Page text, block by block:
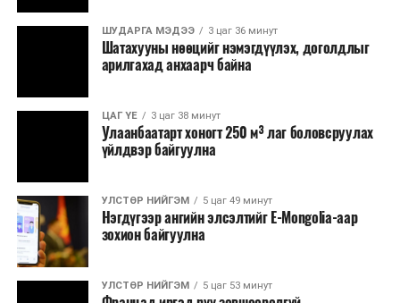
ШУДАРГА МЭДЭЭ 3 цаг 36 минут
Шатахууны нөөцийг нэмэгдүүлэх, доголдлыг
арилгахад анхаарч байна
ЦАГ ҮЕ 3 цаг 38 минут
Улаанбаатарт хоногт 250 м³ лаг боловсруулах
үйлдвэр байгуулна
УЛСТӨР НИЙГЭМ 5 цаг 49 минут
Нэгдүгээр ангийн элсэлтийг E-Mongolia-аар
зохион байгуулна
УЛСТӨР НИЙГЭМ 5 цаг 53 минут